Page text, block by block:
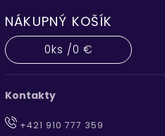
NÁKUPNÝ KOŠÍK
0ks /0 €
Kontakty
+421 910 777 359